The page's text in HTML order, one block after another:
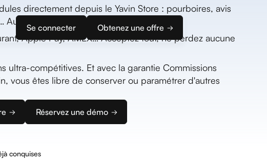
Se connecter Obtenez une offre
directement depuis le Yavin Store : pourboires, avis
simple que l'App Store.
Apple Pay, AMEX… Acceptez tout, ne perdez aucune
ultra-compétitives. Et avec la garantie Commissions
vous êtes libre de conserver ou paramétrer d'autres
Réservez une démo
conquises